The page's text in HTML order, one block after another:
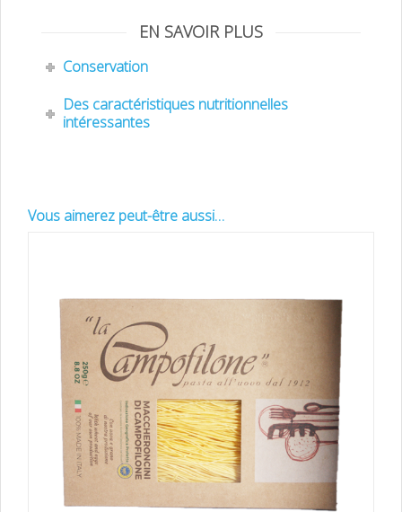
EN SAVOIR PLUS
Conservation
Des caractéristiques nutritionnelles
intéressantes
Vous aimerez peut-être aussi…